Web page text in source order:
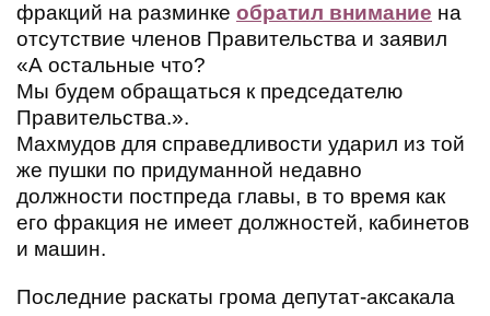
фракций на разминке обратил внимание на
отсутствие членов Правительства и заявил
«А остальные что?
Мы будем обращаться к председателю
Правительства.».
Махмудов для справедливости ударил из той
же пушки по придуманной недавно
должности постпреда главы, в то время как
его фракция не имеет должностей, кабинетов
и машин.
Последние раскаты грома депутат-аксакала